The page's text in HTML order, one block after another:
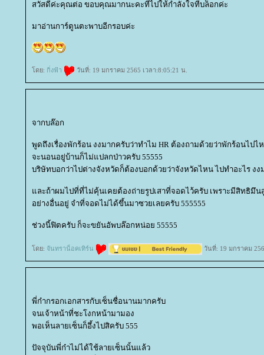
สวัสดีค่ะคุณต่อ ขอบคุณมากนะคะที่ไปให้กำลังใจที่บล็อกค่ะ
มาอ่านการ์ตูนตะพาบอีกรอบค่ะ
ดย: กิ่งฟ้า วันที่: 19 มกราคม 2565 เวลา:8:05:21 น.
จากบล๊อก
พูดถึงเรื่องพักร้อน งงมากครับว่าทำไม HR ต้องถามด้วยว่าพักร้อนไปไ
จะนอนอยู่บ้านก็ไม่แปลกป่าวครับ 55555
บริษัทบอกว่าไปต่างจังหวัดก็ต้องบอกด้วยว่าจังหวัดไหน ไปทำอะไร งง
ละถ้าผมไปที่ที่ไม่คุ้นเคยต้องถ่ายรูปเสาที่จอดไว้ครับ เพราะมีสิทธิมึน
อย่างอื่นอยู่ จำที่จอดไม่ได้ขึ้นมาซวยเลยครับ 555555
ช่วงนี้ฟิตครับ ก็จะขยันอัพบล๊อกหน่อย 55555
ดย: จันทราน็อคเทิร์น วันที่: 19 มกราคม
พี่ก๋ากรอกเอกสารกับเซ็นชื่อนานมากครับ
จนเจ้าหน้าที่ชะโงกหน้ามามอง
พอเห็นลายเซ็นก็อึ้งไปสิครับ 555
ปัจจุบันพี่ก๋าไม่ได้ใช้ลายเซ็นนั้นแล้ว